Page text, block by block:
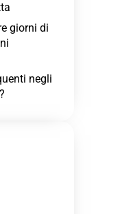
giorni di
negli